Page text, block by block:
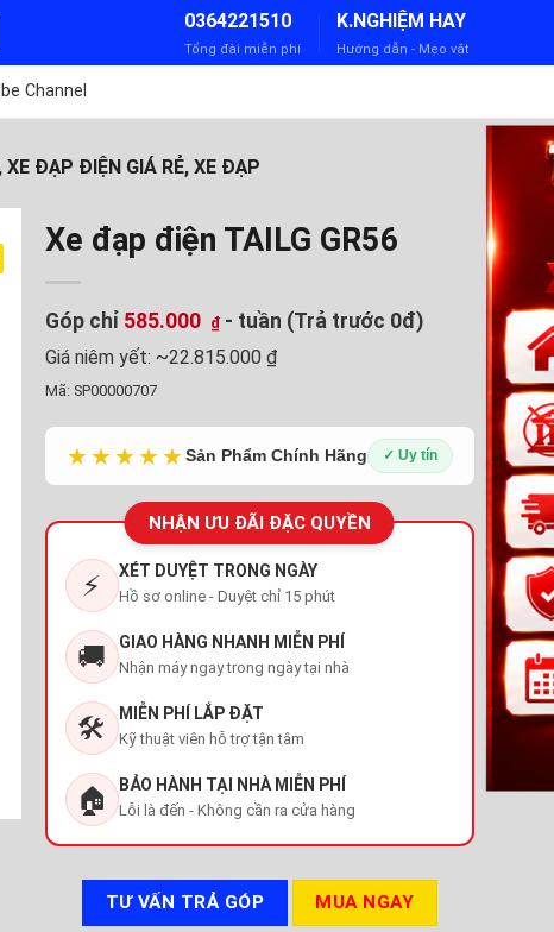
0364221510
Tổng đài miễn phí
K.NGHIỆM HAY
Hướng dẫn - Mẹo vặt
Channel
ĐẠP ĐIỆN GIÁ RẺ, XE ĐẠP
Xe đạp điện TAILG GR56
Góp chỉ 585.000 ₫ - tuần (Trả trước 0đ)
Giá niêm yết: ~22.815.000 ₫
Mã: SP00000707
★★★★★Sản Phẩm Chính Hãng ✓ Uy tín
NHẬN ƯU ĐÃI ĐẶC QUYỀN
⚡ XÉT DUYỆT TRONG NGÀY
Hồ sơ online - Duyệt chỉ 15 phút
🚚 GIAO HÀNG NHANH MIỄN PHÍ
Nhận máy ngay trong ngày tại nhà
🛠️ MIỄN PHÍ LẮP ĐẶT
Kỹ thuật viên hỗ trợ tận tâm
🏠 BẢO HÀNH TẠI NHÀ MIỄN PHÍ
Lỗi là đến - Không cần ra cửa hàng
TƯ VẤN TRẢ GÓP MUA NGAY